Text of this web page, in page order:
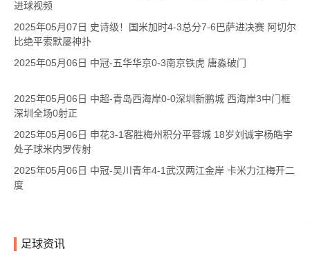
进球视频
2025年05月07日 史诗级！国米加时4-3总分7-6巴萨进决赛 阿切尔
比绝平索默屡神扑
2025年05月06日 中冠-五华华京0-3南京铁虎 唐淼破门
2025年05月06日 中超-青岛西海岸0-0深圳新鹏城 西海岸3中门框
深圳全场0射正
2025年05月06日 申花3-1客胜梅州积分平蓉城 18岁刘诚宇杨皓宇
处子球米内罗传射
2025年05月06日 中冠-吴川青年4-1武汉两江金岸 卡米力江梅开二
度
足球资讯